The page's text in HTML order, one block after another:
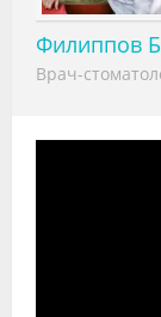
Специалисты
Галерея
Филиппов
Врач-